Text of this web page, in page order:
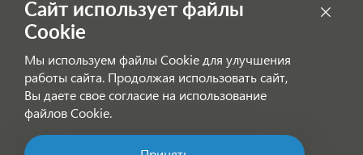
офертой!
Согласие на получение информационных рассылок
Сайт использует файлы
Cookie
Мы используем файлы Cookie для улучшения
работы сайта. Продолжая использовать сайт,
Вы даете свое согласие на использование
файлов Cookie.